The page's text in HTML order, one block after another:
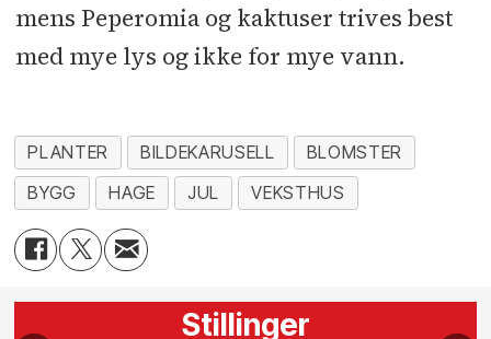
mens Peperomia og kaktuser trives best
med mye lys og ikke for mye vann.
PLANTER BILDEKARUSELL
BLOMSTER
BYGG
HAGE JUL VEKSTHUS
Stillinger